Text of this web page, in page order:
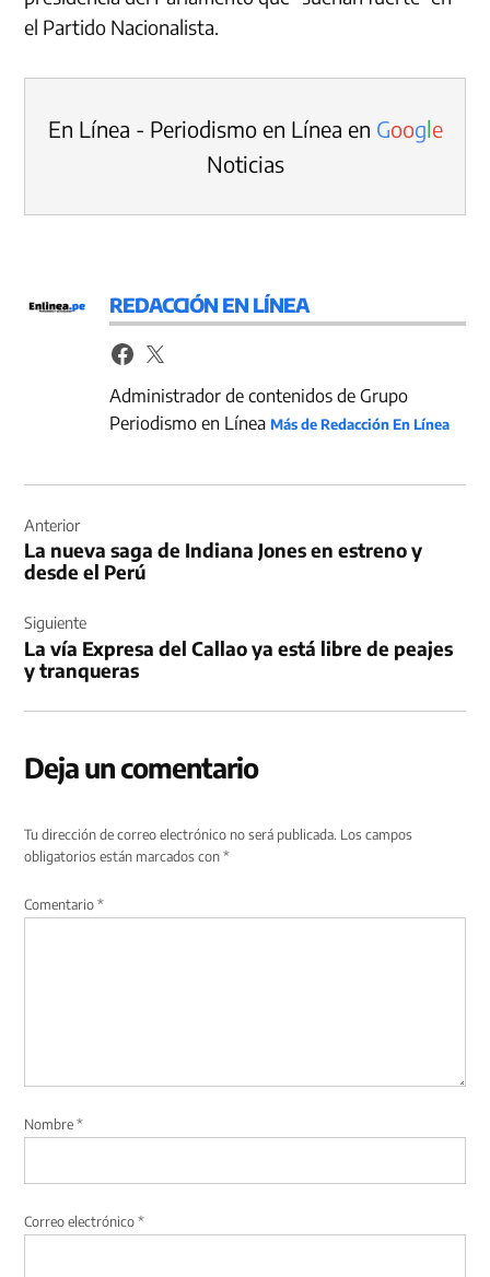
el Partido Nacionalista.
En Línea - Periodismo en Línea en Google
Noticias
REDACCIÓN EN LÍNEA
Administrador de contenidos de Grupo
Periodismo en LíneaMás de Redacción En Línea
de
entradas
Anterior
La nueva saga de Indiana Jones en estreno y
desde el Perú
Siguiente
La vía Expresa del Callao ya está libre de peajes
y tranqueras
Deja un comentario
Tu dirección de correo electrónico no será publicada. Los campos
obligatorios están marcados con*
Comentario*
Nombre*
Correo electrónico*